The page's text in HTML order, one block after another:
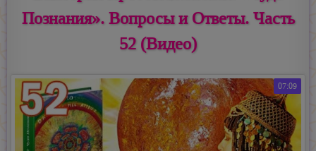
Познания». Вопросы и Ответы. Часть
52 (Видео)
07:09